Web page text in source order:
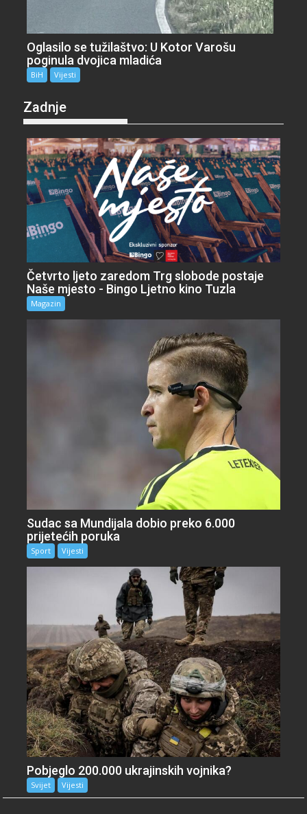
Oglasilo se tužilaštvo: U Kotor Varošu
poginula dvojica mladića
BiH Vijesti
Zadnje
Četvrto ljeto zaredom Trg slobode postaje
Naše mjesto - Bingo Ljetno kino Tuzla
Magazin
Sudac sa Mundijala dobio preko 6.000
prijetećih poruka
Sport Vijesti
Pobjeglo 200.000 ukrajinskih vojnika?
Svijet Vijesti